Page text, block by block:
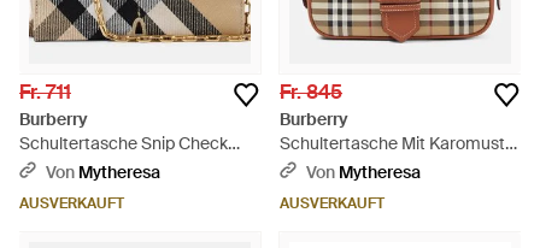
Fr. 711
Burberry
Schultertasche Snip Check
Mini - Braun
Von Mytheresa
AUSVERKAUFT
Fr. 845
Burberry
Schultertasche Mit Karomuster
- Braun
Von Mytheresa
AUSVERKAUFT